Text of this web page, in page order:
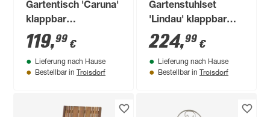
Gartentisch 'Caruna'
klappbar
Akazienholz 45 x 91
x 70 cm
119,99 €
Lieferung nach Hause
Bestellbar in Troisdorf
Gartenstuhlset
'Lindau' klappbar
braun 2 Stück
224,99 €
Lieferung nach Hause
Bestellbar in Troisdorf